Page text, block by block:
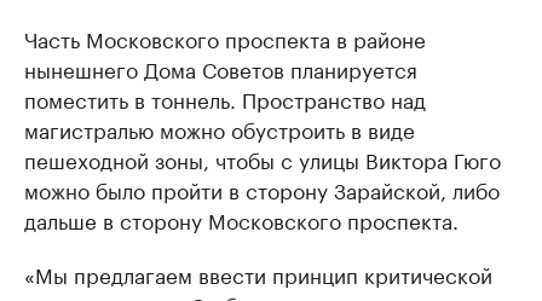
Часть Московского проспекта в районе
нынешнего Дома Советов планируется
поместить в тоннель. Пространство над
магистралью можно обустроить в виде
пешеходной зоны, чтобы с улицы Виктора Гюго
можно было пройти в сторону Зарайской, либо
дальше в сторону Московского проспекта.
«Мы предлагаем ввести принцип критической